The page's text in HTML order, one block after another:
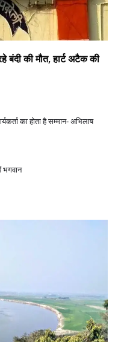
की मौत, हार्ट अटैक की
का होता है सम्मान- अभिलाष
भगवान